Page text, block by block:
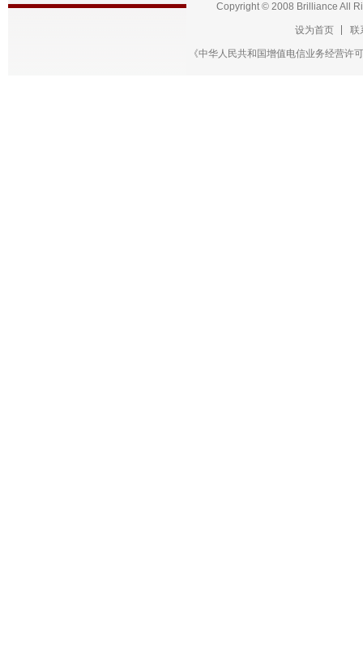
Copyright © 2008 Brilliance All
设为首页 联
《中华人民共和国增值电信业务经营许